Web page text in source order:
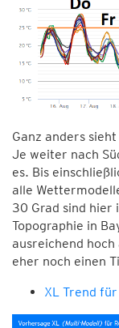
Ganz anders
Je weiter nach
es. Bis
alle
30 Grad sind hier
Topographie in
ausreichend hoch
eher noch einen
XL Trend